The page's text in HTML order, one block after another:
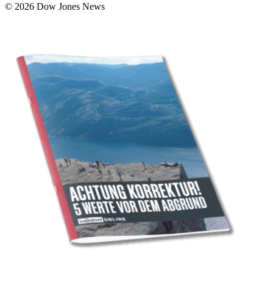
© 2026 Dow Jones News